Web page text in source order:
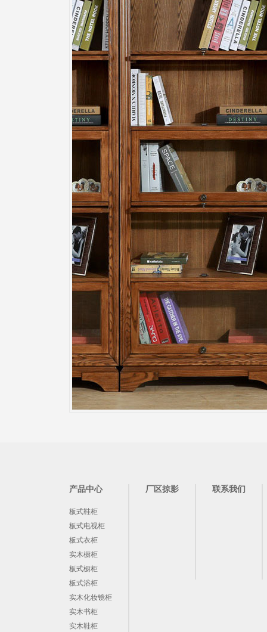
产品中心
板式鞋柜
板式电视柜
板式衣柜
实木橱柜
板式橱柜
板式浴柜
实木化妆镜柜
实木书柜
实木鞋柜
厂区掠影 联系我们